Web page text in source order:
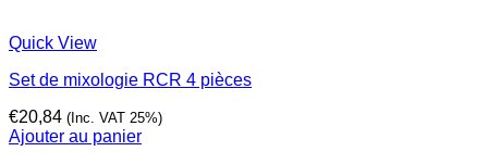
Quick View
Set de mixologie RCR 4 pièces
€20,84 (Inc. VAT 25%)
Ajouter au panier